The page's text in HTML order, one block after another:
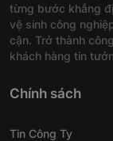
từng bước khẳng
vệ sinh công
cận. Trở thành
khách hàng tin
Chính sách
Tin Công Ty